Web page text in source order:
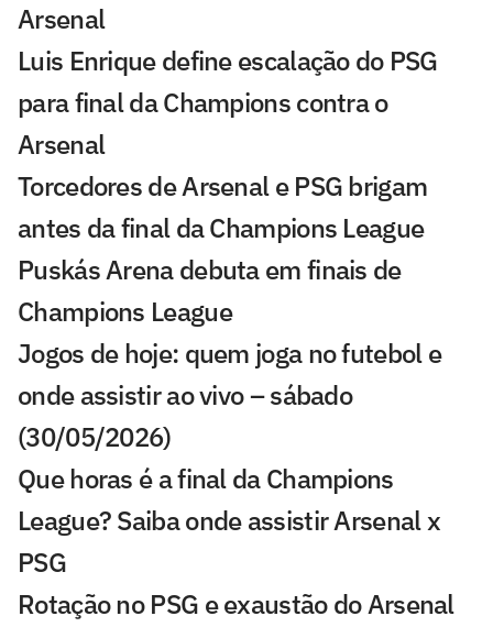
Arsenal
Luis Enrique define escalação do PSG
para final da Champions contra o
Arsenal
Torcedores de Arsenal e PSG brigam
antes da final da Champions League
Puskás Arena debuta em finais de
Champions League
Jogos de hoje: quem joga no futebol e
onde assistir ao vivo – sábado
(30/05/2026)
Que horas é a final da Champions
League? Saiba onde assistir Arsenal x
PSG
Rotação no PSG e exaustão do Arsenal